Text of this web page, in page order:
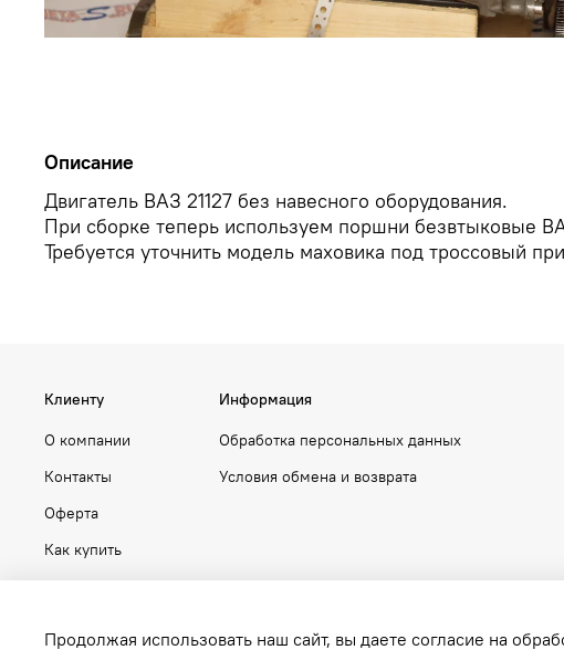
Описание
Двигатель ВАЗ 21127 без навесного оборудования.
При сборке теперь используем поршни безвтыковые
Требуется уточнить модель маховика под троссовый
Клиенту
О компании
Контакты
Оферта
Как купить
Информация
Обработка персональных данных
Условия обмена и возврата
Продолжая использовать наш сайт, вы даете согласие на